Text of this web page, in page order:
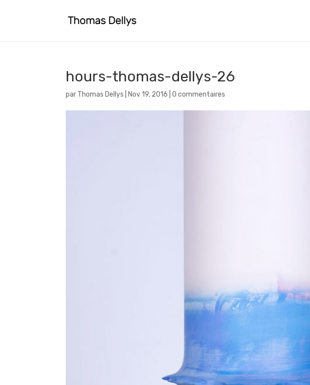
hours-thomas-dellys-26
par Thomas Dellys Nov 19, 2016 |0 commentaires